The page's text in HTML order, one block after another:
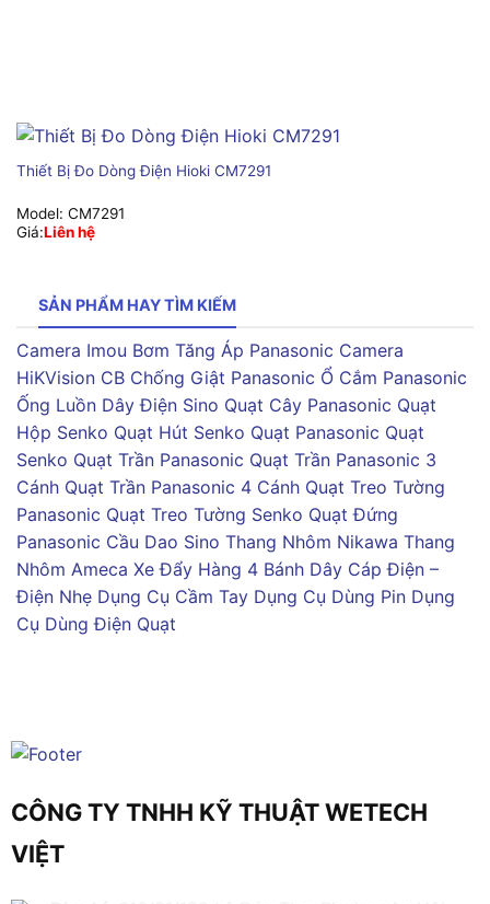
Thiết Bị Đo Dòng Điện Hioki CM7291
Model: CM7291
Giá:Liên hệ
SẢN PHẨM HAY TÌM KIẾM
Camera Imou Bơm Tăng Áp Panasonic Camera
HiKVision CB Chống Giật Panasonic Ổ Cắm Panasonic
Ống Luồn Dây Điện Sino Quạt Cây Panasonic Quạt
Hộp Senko Quạt Hút Senko Quạt Panasonic Quạt
Senko Quạt Trần Panasonic Quạt Trần Panasonic 3
Cánh Quạt Trần Panasonic 4 Cánh Quạt Treo Tường
Panasonic Quạt Treo Tường Senko Quạt Đứng
Panasonic Cầu Dao Sino Thang Nhôm Nikawa Thang
Nhôm Ameca Xe Đẩy Hàng 4 Bánh Dây Cáp Điện –
Điện Nhẹ Dụng Cụ Cầm Tay Dụng Cụ Dùng Pin Dụng
Cụ Dùng Điện Quạt
CÔNG TY TNHH KỸ THUẬT WETECH
VIỆT